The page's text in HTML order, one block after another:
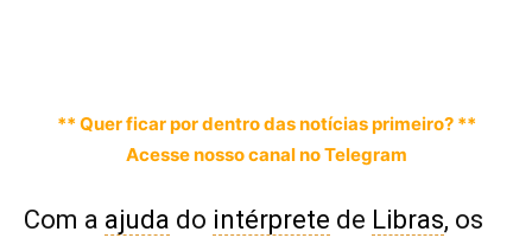
** Quer ficar por dentro das notícias primeiro? **
Acesse nosso canal no Telegram
Com a ajuda do intérprete de Libras, os